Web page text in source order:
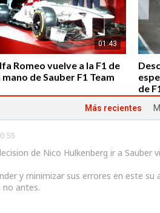
01:43
Romeo vuelve a la F1 de
mano de Sauber F1 Team
de F1
Hamilton se da un baño
Más recientes
de Nico Hulkenberg ir a Sauber
y minimizar sus errores en este su
no antes.